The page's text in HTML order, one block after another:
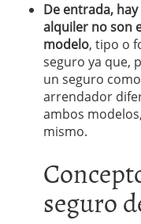
De entrada,
alquiler no son
modelo, tipo o
seguro ya que,
un seguro
arrendador
ambos
mismo.
seguro